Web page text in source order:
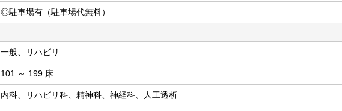
◎駐車場有（駐車場代無料）
一般、リハビリ
101 ～ 199 床
内科、リハビリ科、精神科、神経科、人工透析